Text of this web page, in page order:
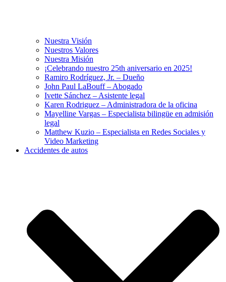
Nuestra Visión
Nuestros Valores
Nuestra Misión
¡Celebrando nuestro 25th aniversario en 2025!
Ramiro Rodríguez, Jr. – Dueño
John Paul LaBouff – Abogado
Ivette Sánchez – Asistente legal
Karen Rodriguez – Administradora de la oficina
Mayelline Vargas – Especialista bilingüe en admisión
legal
Matthew Kuzio – Especialista en Redes Sociales y
Video Marketing
Accidentes de autos